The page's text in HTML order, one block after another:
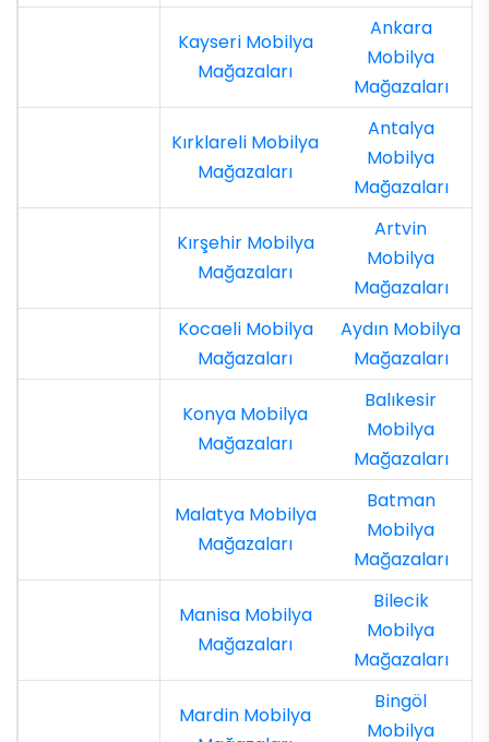
Ankara
Mobilya
Mağazaları
Kayseri Mobilya
Mağazaları
Antalya
Mobilya
Mağazaları
Kırklareli Mobilya
Mağazaları
Artvin
Mobilya
Mağazaları
Kırşehir Mobilya
Mağazaları
Aydın Mobilya
Mağazaları
Kocaeli Mobilya
Mağazaları
Balıkesir
Mobilya
Mağazaları
Konya Mobilya
Mağazaları
Batman
Mobilya
Mağazaları
Malatya Mobilya
Mağazaları
Bilecik
Mobilya
Mağazaları
Manisa Mobilya
Mağazaları
Bingöl
Mobilya
Mardin Mobilya